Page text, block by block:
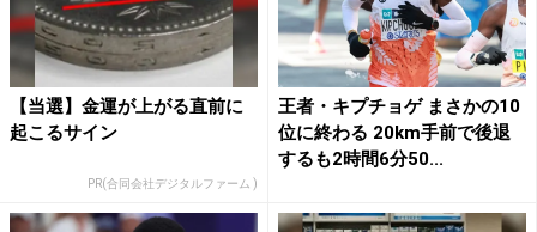
【当選】金運が上がる直前に
起こるサイン
PR(合同会社デジタルファーム )
王者・キプチョゲ まさかの10
位に終わる 20km手前で後退
するも2時間6分50...